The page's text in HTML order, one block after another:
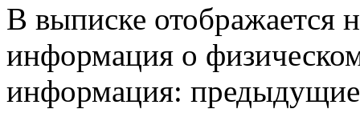
В выписке отображается
информация о
информация: